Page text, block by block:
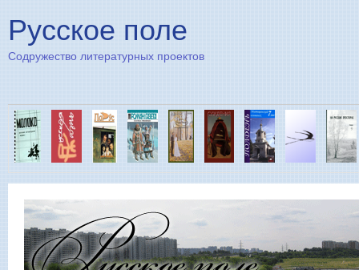
Русское поле
Содружество литературных проектов